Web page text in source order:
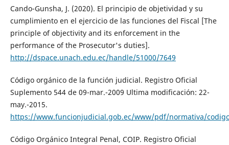
Cando-Gunsha, J. (2020). El principio de objetividad y su
cumplimiento en el ejercicio de las funciones del Fiscal [The
principle of objectivity and its enforcement in the
performance of the Prosecutor's duties].
http://dspace.unach.edu.ec/handle/51000/7649
Código orgánico de la función judicial. Registro Oficial
Suplemento 544 de 09-mar.-2009 Ultima modificación: 22-
may.-2015.
https://www.funcionjudicial.gob.ec/www/pdf/normativa/
Código Orgánico Integral Penal, COIP. Registro Oficial